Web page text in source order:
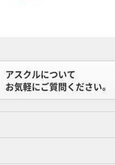
アスクルについて
お気軽にご質問ください。